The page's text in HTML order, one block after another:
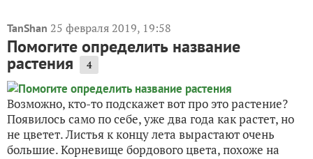
TanShan 25 февраля 2019, 19:58
Помогите определить название
растения 4
Возможно, кто-то подскажет вот про это растение?
Появилось само по себе, уже два года как растет, но
не цветет. Листья к концу лета вырастают очень
большие. Корневище бордового цвета, похоже на